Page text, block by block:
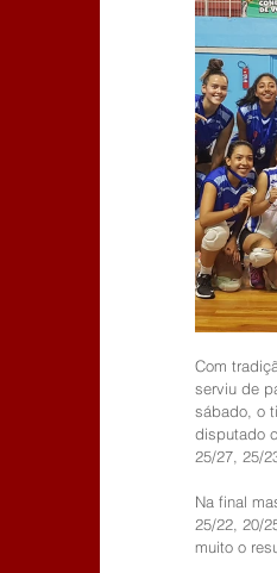
Com
serviu de
sábado, o
disputado
25/27, 25/
Na final
25/22, 20/
muito o